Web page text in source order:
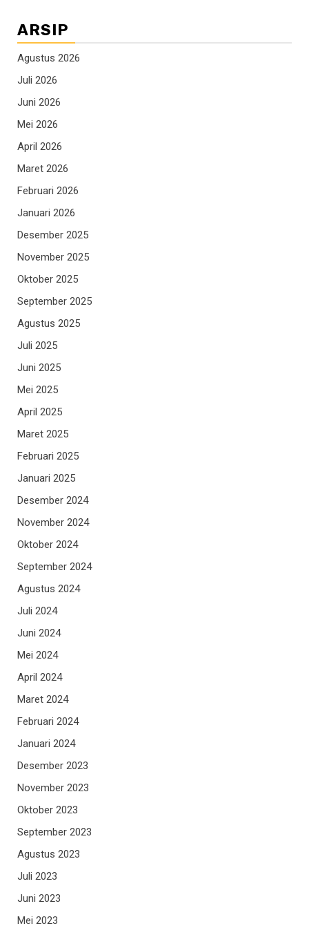
ARSIP
Agustus 2026
Juli 2026
Juni 2026
Mei 2026
April 2026
Maret 2026
Februari 2026
Januari 2026
Desember 2025
November 2025
Oktober 2025
September 2025
Agustus 2025
Juli 2025
Juni 2025
Mei 2025
April 2025
Maret 2025
Februari 2025
Januari 2025
Desember 2024
November 2024
Oktober 2024
September 2024
Agustus 2024
Juli 2024
Juni 2024
Mei 2024
April 2024
Maret 2024
Februari 2024
Januari 2024
Desember 2023
November 2023
Oktober 2023
September 2023
Agustus 2023
Juli 2023
Juni 2023
Mei 2023